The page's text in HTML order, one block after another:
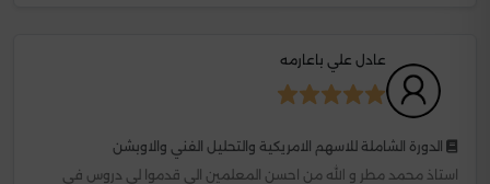
عادل علي باعارمه
الدورة الشاملة للاسهم الامريكية والتحليل الفني والاوبشن
استاذ محمد مطر و الله من احسن المعلمين الي قدموا لي دروس في